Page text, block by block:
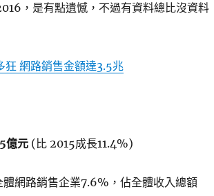
，是有點遺憾，不過有資料總比沒資料
狂 網路銷售金額達3.5兆
億元(比 2015成長11.4%)
網路銷售企業7.6%，佔全體收入總額